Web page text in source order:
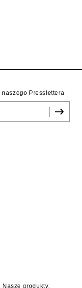
Presslettera
Nasze produkty: